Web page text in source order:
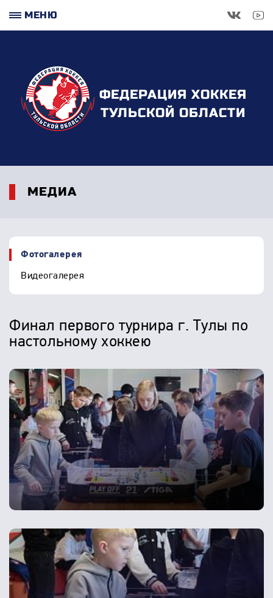
МЕНЮ
ФЕДЕРАЦИЯ ХОККЕЯ
ТУЛЬСКОЙ ОБЛАСТИ
МЕДИА
Фотогалерея
Видеогалерея
Финал первого турнира г. Тулы по
настольному хоккею